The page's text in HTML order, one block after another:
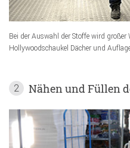
Bei der Auswahl der Stoffe wird
Hollywoodschaukel Dächer und
2 Nähen und Füllen